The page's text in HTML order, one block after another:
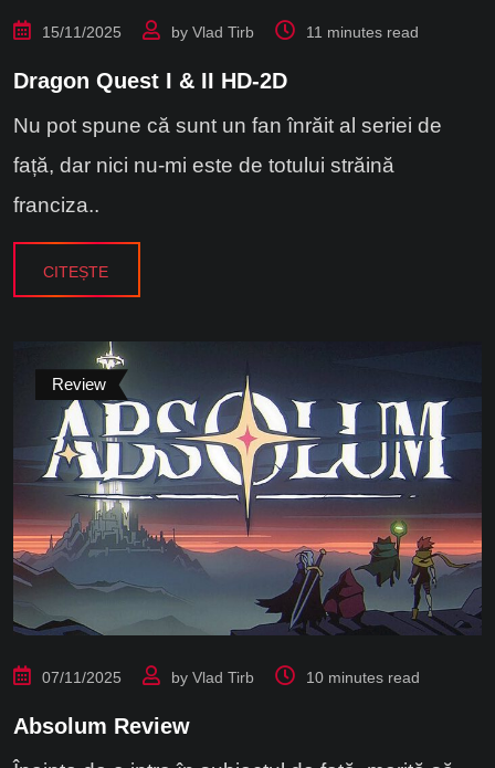
15/11/2025 by Vlad Tirb 11 minutes read
Dragon Quest I & II HD-2D
Nu pot spune că sunt un fan înrăit al seriei de
față, dar nici nu-mi este de totului străină
franciza..
CITEȘTE
Review
07/11/2025 by Vlad Tirb 10 minutes read
Absolum Review